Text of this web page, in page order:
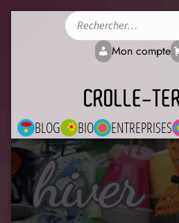
BLOG BIO ENTREPRISES
Mon compte
hiver